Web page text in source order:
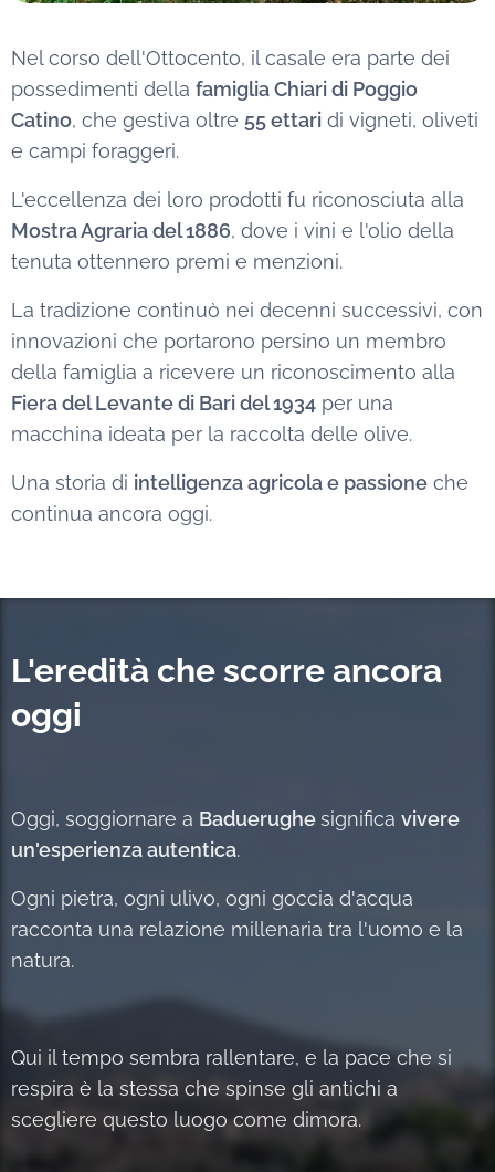
Nel corso dell'Ottocento, il casale era parte dei
possedimenti della famiglia Chiari di Poggio
Catino, che gestiva oltre 55 ettari di vigneti, oliveti
e campi foraggeri.
L'eccellenza dei loro prodotti fu riconosciuta alla
Mostra Agraria del 1886, dove i vini e l'olio della
tenuta ottennero premi e menzioni.
La tradizione continuò nei decenni successivi, con
innovazioni che portarono persino un membro
della famiglia a ricevere un riconoscimento alla
Fiera del Levante di Bari del 1934 per una
macchina ideata per la raccolta delle olive.
Una storia di intelligenza agricola e passione che
continua ancora oggi.
L'eredità che scorre ancora
oggi
Oggi, soggiornare a Baduerughesignifica vivere
un'esperienza autentica.
Ogni pietra, ogni ulivo, ogni goccia d'acqua
racconta una relazione millenaria tra l'uomo e la
natura.
Qui il tempo sembra rallentare, e la pace che si
respira è la stessa che spinse gli antichi a
scegliere questo luogo come dimora.